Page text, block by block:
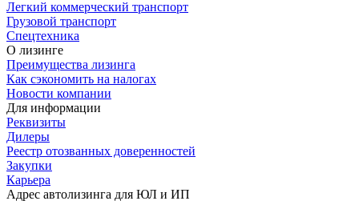
Легкий коммерческий транспорт
Грузовой транспорт
Спецтехника
О лизинге
Преимущества лизинга
Как сэкономить на налогах
Новости компании
Для информации
Реквизиты
Дилеры
Реестр отозванных доверенностей
Закупки
Карьера
Адрес автолизинга для ЮЛ и ИП